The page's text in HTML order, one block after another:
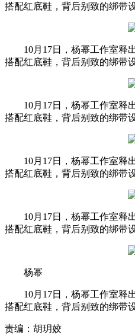
搭配红底鞋，背后别致的绑带
10月17日，杨幂工作室释
搭配红底鞋，背后别致的绑带
10月17日，杨幂工作室释
搭配红底鞋，背后别致的绑带
10月17日，杨幂工作室释
搭配红底鞋，背后别致的绑带
10月17日，杨幂工作室释
搭配红底鞋，背后别致的绑带
杨幂
10月17日，杨幂工作室释
搭配红底鞋，背后别致的绑带
责编：胡玥姣